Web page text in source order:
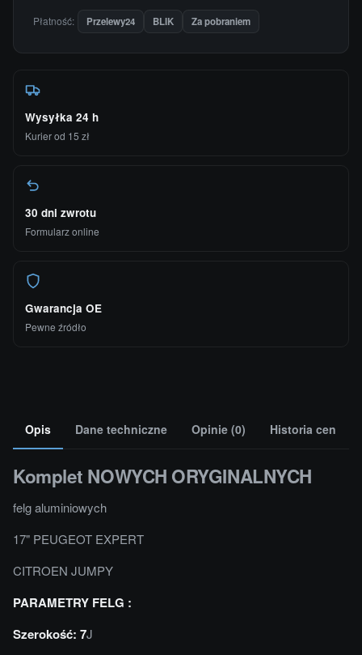
Płatność: Przelewy24 BLIK Za pobraniem
Wysyłka 24 h
Kurier od 15 zł
30 dni zwrotu
Formularz online
Gwarancja OE
Pewne źródło
Opis Dane techniczne Opinie (0) Historia cen
Komplet NOWYCH ORYGINALNYCH
felg aluminiowych
17" PEUGEOT EXPERT
CITROEN JUMPY
PARAMETRY FELG :
Szerokość: 7J